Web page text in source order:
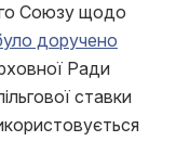
Союзу щодо
доручено
Ради
ставки